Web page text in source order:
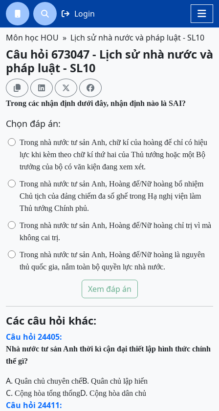

  Login
Môn học HOU Lịch sử nhà nước và pháp luật - SL10
Câu hỏi 673047 - Lịch sử nhà nước và
pháp luật - SL10
   
Trong các nhận định dưới đây, nhận định nào là SAI?
Chọn đáp án:
Trong nhà nước tư sản Anh, chữ kí của hoàng đế chỉ có hiệu
lực khi kèm theo chữ kí thứ hai của Thủ tướng hoặc một Bộ
trưởng của bộ có văn kiện đang xem xét.
Trong nhà nước tư sản Anh, Hoàng đế/Nữ hoàng bổ nhiệm
Chủ tịch của đảng chiếm đa số ghế trong Hạ nghị viện làm
Thủ tướng Chính phủ.
Trong nhà nước tư sản Anh, Hoàng đế/Nữ hoàng chỉ trị vì mà
không cai trị.
Trong nhà nước tư sản Anh, Hoàng đế/Nữ hoàng là nguyên
thủ quốc gia, nắm toàn bộ quyền lực nhà nước.
Xem đáp án
Các câu hỏi khác:
Câu hỏi 24405:
Nhà nước tư sản Anh thời kì cận đại thiết lập hình thức chính
thể gì?
A. Quân chủ chuyên chếB. Quân chủ lập hiến
C. Cộng hòa tổng thốngD. Cộng hòa dân chủ
Câu hỏi 24411: